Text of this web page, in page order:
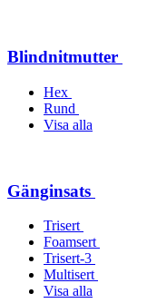
Blindnitmutter
Hex
Rund
Visa alla
Gänginsats
Trisert
Foamsert
Trisert-3
Multisert
Visa alla